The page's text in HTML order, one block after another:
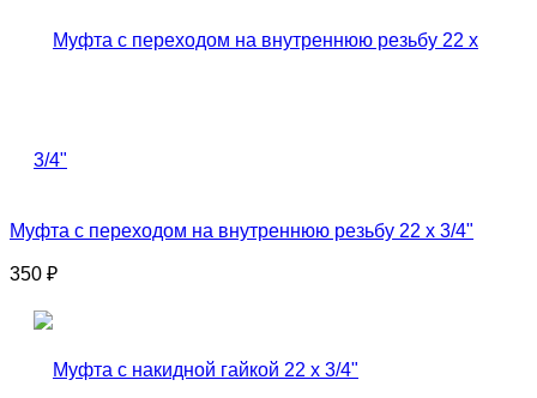
Муфта с переходом на внутреннюю резьбу 22 x 3/4"
350 ₽